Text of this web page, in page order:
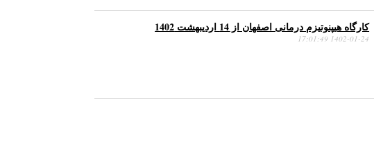
کارگاه هیپنوتیزم درمانی اصفهان از 14 اردیبهشت 1402
1402-01-24 17:01:49